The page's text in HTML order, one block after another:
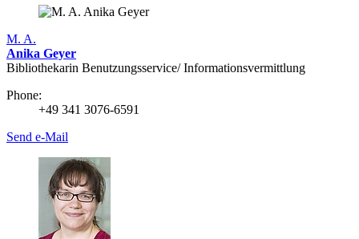
M. A.
Anika Geyer
Bibliothekarin Benutzungs­service/ Infor­mations­vermittlung
Phone:
+49 341 3076-6591
Send e-Mail